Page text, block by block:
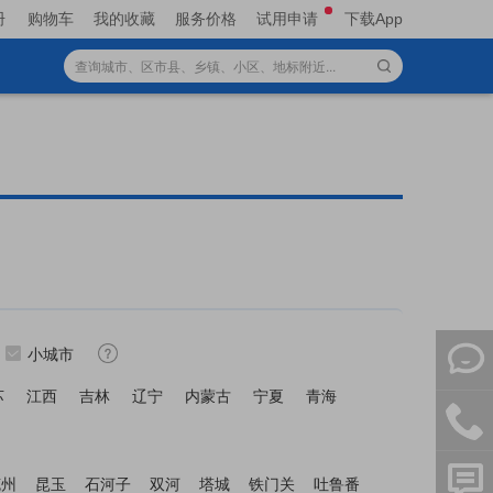
购物车 我的收藏 服务价格 试用申请 下载App
小城市
江西 吉林 辽宁 内蒙古 宁夏 青海
昆玉 石河子 双河 塔城 铁门关 吐鲁番